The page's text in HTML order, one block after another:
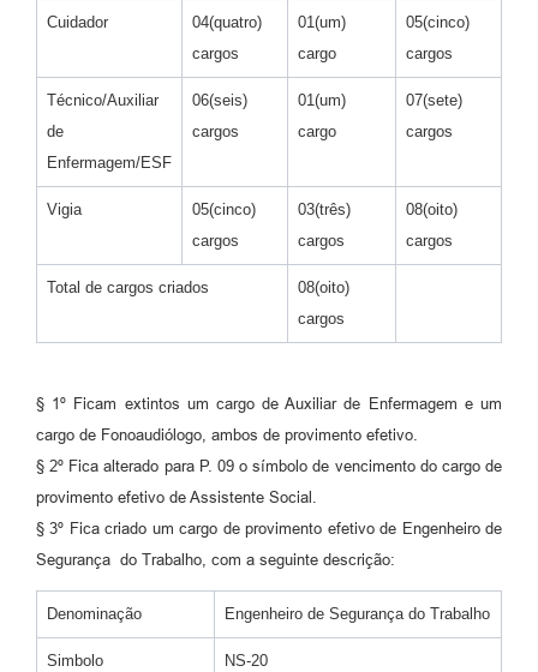
PNAB - CICLO 2
Prestação de Contas Secretária de Saúde
Prestação de Contas Secretaria de Educação
RELATÓRIO ESPORTE MUNICIPAL 2025
Cuidador
04(quatro)
cargos
01(um)
cargo
05(cinco)
cargos
Técnico/Auxiliar
de
Enfermagem/ESF
06(seis)
cargos
01(um)
cargo
07(sete)
cargos
Vigia
05(cinco)
cargos
03(três)
cargos
08(oito)
cargos
Total de cargos criados
08(oito)
cargos
§ 1º Ficam extintos um cargo de Auxiliar de Enfermagem e um
cargo de Fonoaudiólogo, ambos de provimento efetivo.
§ 2º Fica alterado para P. 09 o símbolo de vencimento do cargo de
provimento efetivo de Assistente Social.
§ 3º Fica criado um cargo de provimento efetivo de Engenheiro de
Segurança do Trabalho, com a seguinte descrição:
Denominação Engenheiro de Segurança do Trabalho
Simbolo NS-20